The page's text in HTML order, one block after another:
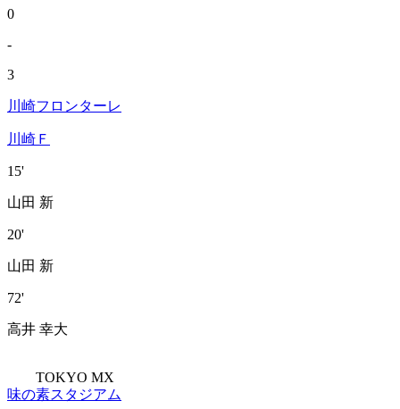
0
-
3
川崎フロンターレ
川崎Ｆ
15'
山田 新
20'
山田 新
72'
高井 幸大
TOKYO MX
味の素スタジアム